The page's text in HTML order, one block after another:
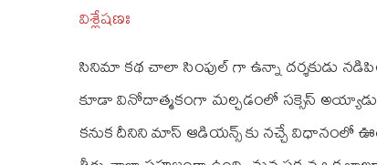
విశ్లేషణః
సినిమా కథ చాలా సింపుల్ గా ఉన్నా దర్శకుడు
కూడా వినోదాత్మకంగా మల్చడంలో సక్సెస్‌
కనుక దీనిని మాస్ ఆడియన్స్ కు నచ్చే విధానంలో